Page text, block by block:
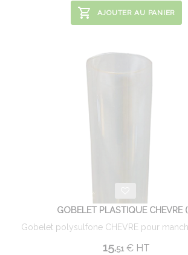
AJOUTER AU PANIER
GOBELET PLASTIQUE CHEVRE
Gobelet polysulfone CHEVRE pour
15.51 € HT